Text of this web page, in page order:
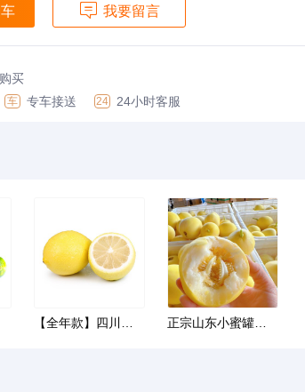
 我要留言
买
车 专车接送 24 24小时客服